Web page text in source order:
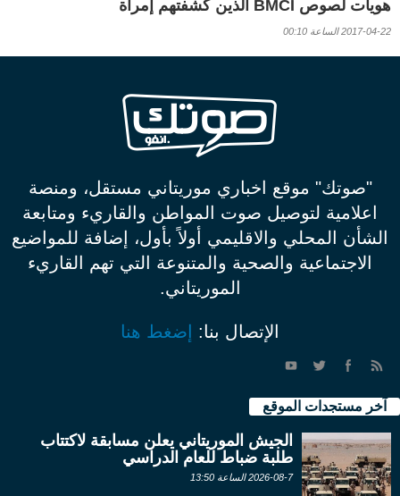
هويات لصوص BMCI الذين كشفتهم إمرأة
2017-04-22 الساعة 00:10
"صوتك" موقع اخباري موريتاني مستقل، ومنصة
اعلامية لتوصيل صوت المواطن والقاريء ومتابعة
الشأن المحلي والاقليمي أولاً بأول، إضافة للمواضيع
الاجتماعية والصحية والمتنوعة التي تهم القاريء
الموريتاني.
الإتصال بنا: إضغط هنا
آخر مستجدات الموقع
الجيش الموريتاني يعلن مسابقة لاكتتاب
طلبة ضباط للعام الدراسي
2026-08-7 الساعة 13:50